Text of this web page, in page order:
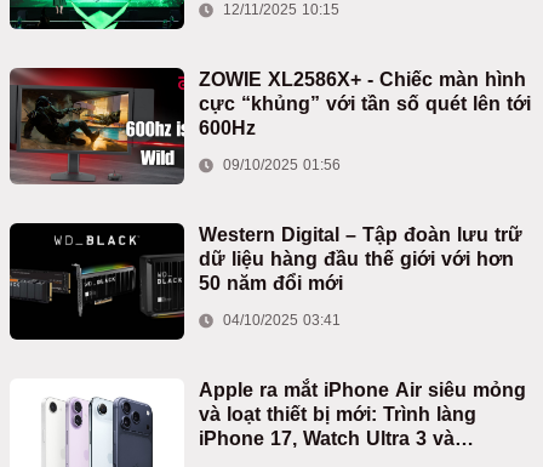
12/11/2025 10:15
ZOWIE XL2586X+ - Chiếc màn hình
cực “khủng” với tần số quét lên tới
600Hz
09/10/2025 01:56
Western Digital – Tập đoàn lưu trữ
dữ liệu hàng đầu thế giới với hơn
50 năm đổi mới
04/10/2025 03:41
Apple ra mắt iPhone Air siêu mỏng
và loạt thiết bị mới: Trình làng
iPhone 17, Watch Ultra 3 và